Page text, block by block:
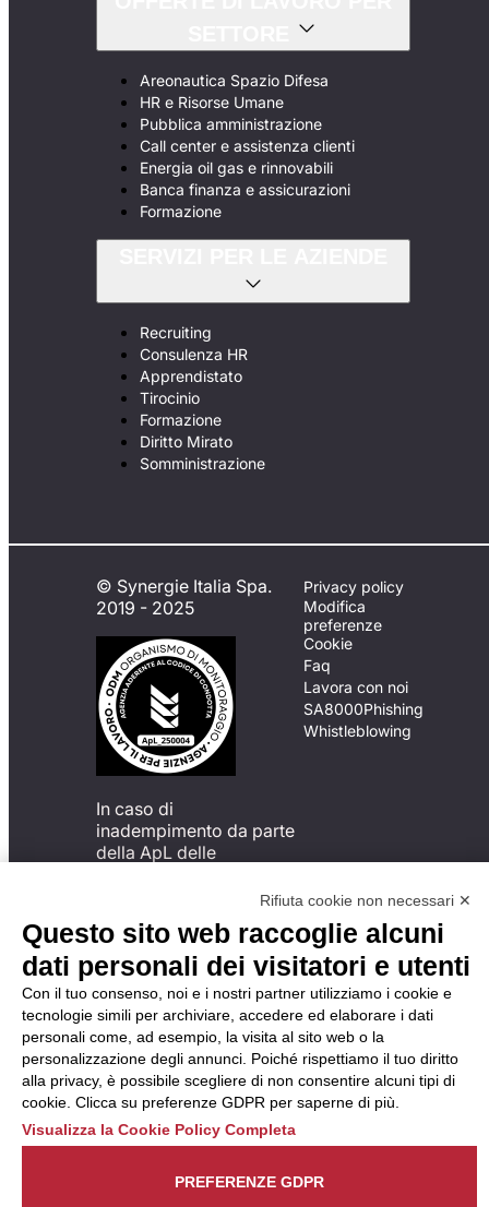
Areonautica Spazio Difesa
HR e Risorse Umane
Pubblica amministrazione
Call center e assistenza clienti
Energia oil gas e rinnovabili
Banca finanza e assicurazioni
Formazione
Recruiting
Consulenza HR
Apprendistato
Tirocinio
Formazione
Diritto Mirato
Somministrazione
© Synergie Italia Spa.
2019 - 2025
In caso di
inadempimento da parte
della ApL delle
del Codice di Condotta, è
possibile presentare un
reclamo
all’Organismo di
Monitoraggio utilizzando
una delle modalità
descritte al seguente
indirizzo web
https://odm-
agenzielavoro.it/reclami/ .
Privacy policy
Modifica
preferenze
Cookie
Faq
Lavora con noi
SA8000Phishing
Whistleblowing
Rifiuta cookie non necessari ✕
Questo sito web raccoglie alcuni
dati personali dei visitatori e utenti
Con il tuo consenso, noi e i nostri partner utilizziamo i cookie e
tecnologie simili per archiviare, accedere ed elaborare i dati
personali come, ad esempio, la visita al sito web o la
personalizzazione degli annunci. Poiché rispettiamo il tuo diritto
alla privacy, è possibile scegliere di non consentire alcuni tipi di
cookie. Clicca su preferenze GDPR per saperne di più.
Visualizza la Cookie Policy Completa
PREFERENZE GDPR